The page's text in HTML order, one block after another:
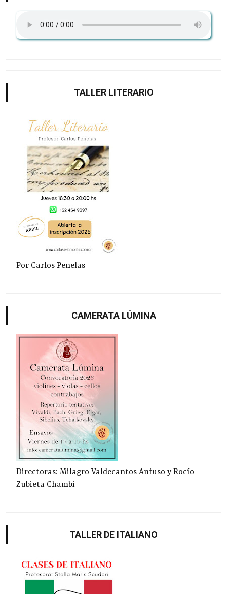
TALLER LITERARIO
Por Carlos Penelas
CAMERATA LÚMINA
Directoras: Milagro Valdecantos Anfuso y Rocío
Zubieta Chambi
TALLER DE ITALIANO